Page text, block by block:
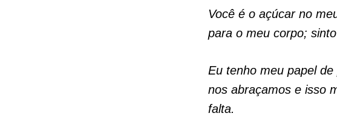
Você é o açúcar no
para o meu corpo;
Eu tenho meu papel
nos abraçamos e isso
falta.